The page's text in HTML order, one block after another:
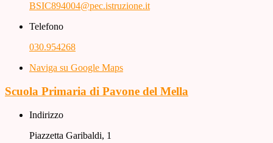
BSIC894004@pec.istruzione.it
Telefono
030.954268
Naviga su Google Maps
Scuola Primaria di Pavone del Mella
Indirizzo
Piazzetta Garibaldi, 1